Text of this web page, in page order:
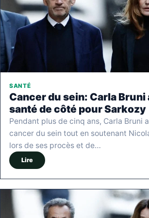
SANTÉ
Cancer du sein: Carla Bruni
santé de côté pour Sarkozy
Pendant plus de cinq ans, Carla Bruni
cancer du sein tout en soutenant
lors de ses procès et de…
Lire